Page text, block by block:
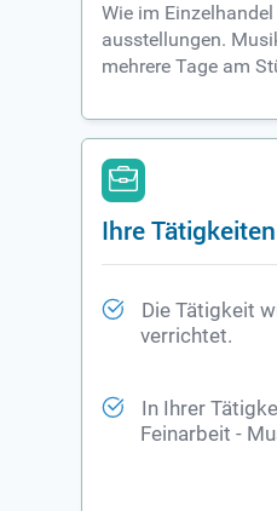
Wie im
ausstellungen.
mehrere Tage am
Ihre Tätigkeiten
Die Tätigkeit
verrichtet.
In Ihrer
Feinarbeit -